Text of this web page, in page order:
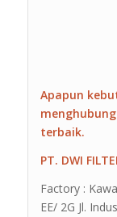
Apapun
terbaik.
PT. DWI
Factory :
EE/ 2G Jl.